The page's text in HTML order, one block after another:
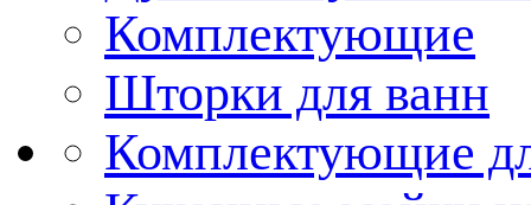
Комплектующие
Шторки для ванн
Комплектующие